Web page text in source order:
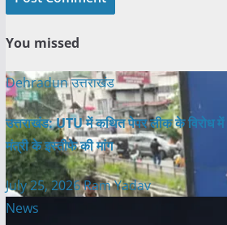
You missed
Dehradunउत्तराखंड
उत्तराखंड: UTU में कथित पेपर लीक के विरोध में
मंत्री के इस्तीफे की मांग
July 25, 2026Ram Yadav
News